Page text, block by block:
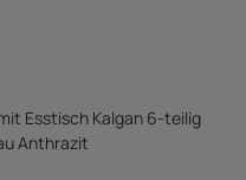
Esstisch Kalgan 6-teilig
Anthrazit